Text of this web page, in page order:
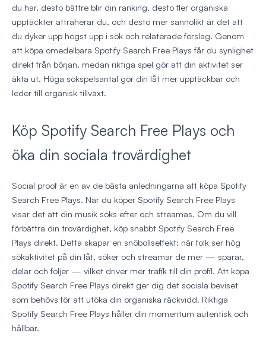
du har, desto bättre blir din ranking, desto fler organiska
upptäckter attraherar du, och desto mer sannolikt är det att
du dyker upp högst upp i sök och relaterade förslag. Genom
att köpa omedelbara Spotify Search Free Plays får du synlighet
direkt från början, medan riktiga spel gör att din aktivitet ser
äkta ut. Höga sökspelsantal gör din låt mer upptäckbar och
leder till organisk tillväxt.
Köp Spotify Search Free Plays och
öka din sociala trovärdighet
Social proof är en av de bästa anledningarna att köpa Spotify
Search Free Plays. När du köper Spotify Search Free Plays
visar det att din musik söks efter och streamas. Om du vill
förbättra din trovärdighet, köp snabbt Spotify Search Free
Plays direkt. Detta skapar en snöbollseffekt: när folk ser hög
sökaktivitet på din låt, söker och streamar de mer — sparar,
delar och följer — vilket driver mer trafik till din profil. Att köpa
Spotify Search Free Plays direkt ger dig det sociala beviset
som behövs för att utöka din organiska räckvidd. Riktiga
Spotify Search Free Plays håller din momentum autentisk och
hållbar.